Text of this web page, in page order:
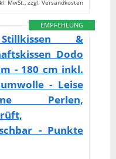
MwSt., zzgl. Versandkosten
EMPFEHLUNG
&
Dodo
- 180 cm inkl.
- Leise
Perlen,
- Punkte